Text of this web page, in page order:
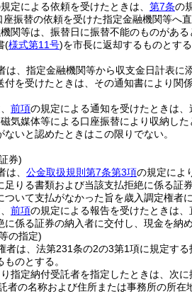
定による依頼を受けたときは、 第7条の
座振替の依頼を受けた指定金融機関等へ
関等は、振替日に振替不能のものがあ
(様式第11号)を市長に返却するものとする
は、指定金融機関等から収支金日計表
付を受けたときは、その通知書により関
前項の規定による通知を受けたときは
気媒体等による口座振替により収納し
いと認めたときはこの限りでない。
券)
は、 公金取扱規則第7条第3項の規定によ
足りる書類および当該支払拒絶に係る証
ついて支払がなかった旨を歳入調定権者
前項の規定による報告を受けたときは
に係る証券の納入者に交付し、現金を納
の指定)
者は、法第231条の2の3第1項に規定す
のとする。
指定納付受託者を指定したときは、次に
者の名称および住所または事務所の所在